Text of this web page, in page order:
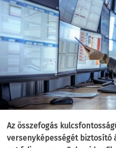
Az összefogás
versenyképességét biztosító